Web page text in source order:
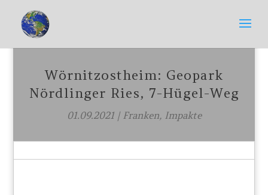
Wörnitzostheim: Geopark
Nördlinger Ries, 7-Hügel-Weg
01.09.2021| Franken, Impakte